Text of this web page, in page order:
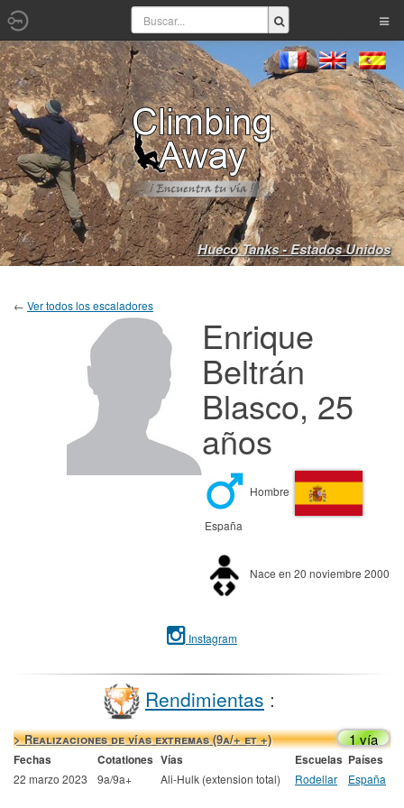
Hueco Tanks - Estados Unidos
← Ver todos los escaladores
Enrique
Beltrán
Blasco, 25
años
Hombre
España
Nace en 20 noviembre 2000
Instagram
Rendimientas :
> Realizaciones de vías extremas (9a/+ et +) 1 vía
Fechas Cotationes Vías Escuelas Países
22 marzo 2023 9a/9a+ Ali-Hulk (extension total) Rodellar España